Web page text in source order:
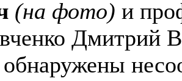
(на фото) и
Дмитрий